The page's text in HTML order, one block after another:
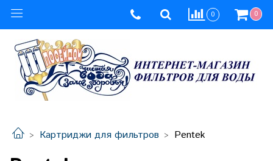
0 0
Картриджи для фильтров Pentek